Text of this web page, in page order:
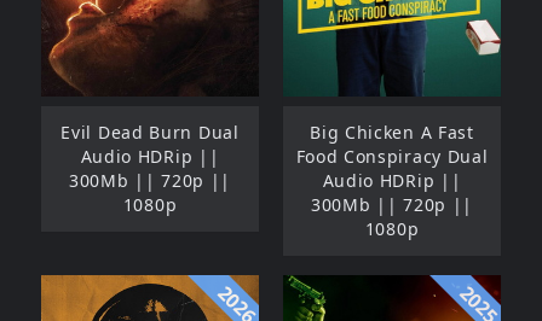
Evil Dead Burn Dual
Audio HDRip ||
300Mb || 720p ||
1080p
Big Chicken A Fast
Food Conspiracy Dual
Audio HDRip ||
300Mb || 720p ||
1080p
2026 2025